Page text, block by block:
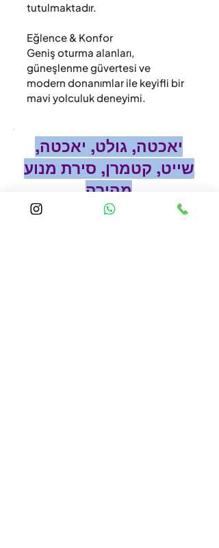
tutulmaktadır.
Eğlence & Konfor
Geniş oturma alanları,
güneşlenme güvertesi ve
modern donanımlar ile keyifli bir
mavi yolculuk deneyimi.
יאכטה, גולט, יאכטה,
שייט, קטמרן, סירת מנוע
מהירה